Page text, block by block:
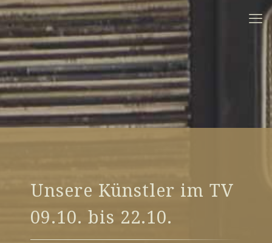
Unsere Künstler im TV
09.10. bis 22.10.